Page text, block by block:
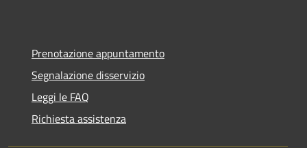
Prenotazione appuntamento
Segnalazione disservizio
Leggi le FAQ
Richiesta assistenza